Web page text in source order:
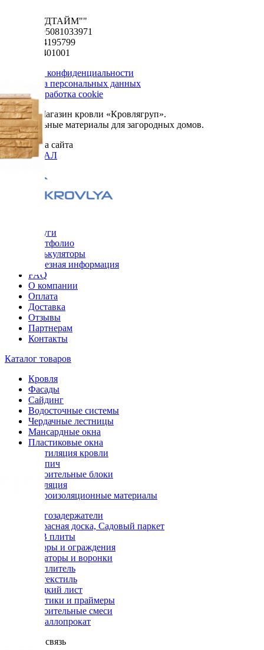
ООО "ФУДТАЙМ""
ОГРН 1195081033971
ИНН 5024195799
КПП 502401001
Политика конфиденциальности
Обработка персональных данных
Сбор и обработка cookie
© 2026. Магазин кровли «Кровлягруп».
Строительные материалы для загородных домов.
Разработка сайта
ОРИГИНАЛ
Услуги
Портфолио
Калькуляторы
Полезная информация
FAQ
О компании
Оплата
Доставка
Отзывы
Партнерам
Контакты
Каталог товаров
Кровля
Фасады
Сайдинг
Водосточные системы
Чердачные лестницы
Мансардные окна
Пластиковые окна
Вентиляция кровли
Кирпич
Строительные блоки
Изоляция
Гидроизоляционные материалы
Снегозадержатели
Террасная доска, Садовый паркет
OSB плиты
Заборы и ограждения
Аэраторы и воронки
Утеплитель
Геотекстиль
Гладкий лист
Мастики и праймеры
Строительные смеси
Металлопрокат
Обратная связь